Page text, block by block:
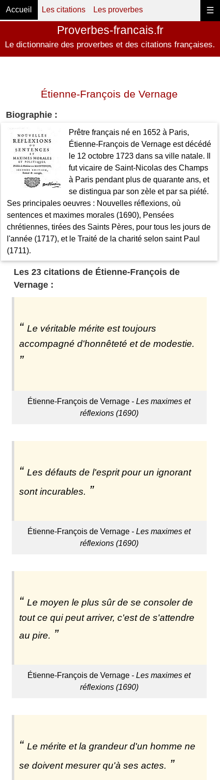
☰
Accueil Les citations Les proverbes
Proverbes-francais.fr
Le dictionnaire des proverbes et des citations françaises.
Étienne-François de Vernage
Biographie :
Prêtre français né en 1652 à Paris,
Étienne-François de Vernage est décédé
le 12 octobre 1723 dans sa ville natale. Il
fut vicaire de Saint-Nicolas des Champs
à Paris pendant plus de quarante ans, et
se distingua par son zèle et par sa piété.
Ses principales oeuvres : Nouvelles réflexions, où
sentences et maximes morales (1690), Pensées
chrétiennes, tirées des Saints Pères, pour tous les jours de
l'année (1717), et le Traité de la charité selon saint Paul
(1711).
Les 23 citations de Étienne-François de
Vernage :
Le véritable mérite est toujours
accompagné d'honnêteté et de modestie.
Étienne-François de Vernage -Les maximes et
réflexions (1690)
Les défauts de l'esprit pour un ignorant
sont incurables.
Étienne-François de Vernage -Les maximes et
réflexions (1690)
Le moyen le plus sûr de se consoler de
tout ce qui peut arriver, c'est de s'attendre
au pire.
Étienne-François de Vernage -Les maximes et
réflexions (1690)
Le mérite et la grandeur d'un homme ne
se doivent mesurer qu'à ses actes.